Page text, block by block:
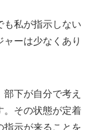
も私が指示しない
ーは少なくあり
下が自分で考え
。その状態が定着
指示が来ることを